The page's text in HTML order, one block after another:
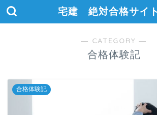
宅建 絶対合格サイ
― CATEGORY ―
合格体験記
合格体験記